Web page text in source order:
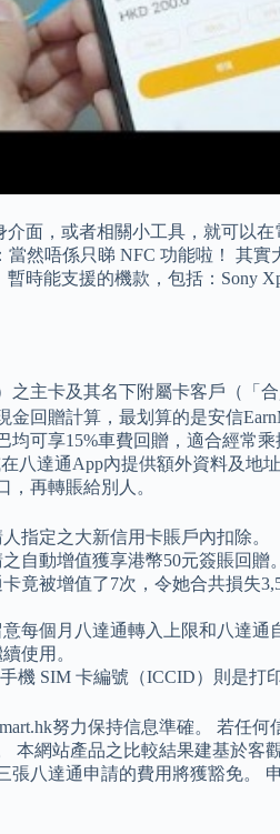
面，或者相關小工具，就可以
然唔係只睇 NFC 功能啦！ 其
時能支援的機款，包括：Sony
主卡及其名下附屬卡客戶（「
回贈計算，最划算的是安信
可享15%車費回贈，適合經常
八達通App內提供額外資料及
再轉賬給別人。
指定之大新信用卡賬戶內扣除。
自動增值獲享港幣50元簽賬回贈。
竟被增值了7次，令她合共損失
個月八達通轉入上限和八達通
使用。
SIM 卡編號（ICCID）則是打
努力保持信息準確。 若任
網站產品之比較結果建基於
八達通申請的費用將獲豁免。